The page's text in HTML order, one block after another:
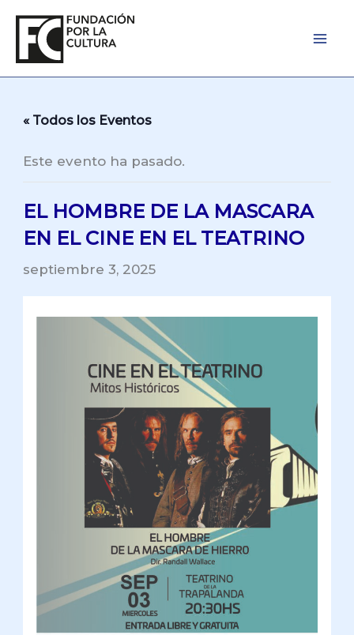
contenido
« Todos los Eventos
Este evento ha pasado.
EL HOMBRE DE LA MASCARA
EN EL CINE EN EL TEATRINO
septiembre 3, 2025